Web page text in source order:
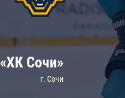
Локомотив
ЦСКА
Шанхайские Драконы
«ХК Сочи»
г. Сочи